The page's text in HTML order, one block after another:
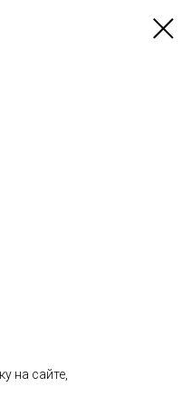
на сайте,